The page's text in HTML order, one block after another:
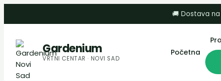
Пређи
🚚 Dostava
Gardenium
VRTNI CENTAR · NOVI SAD
Početna